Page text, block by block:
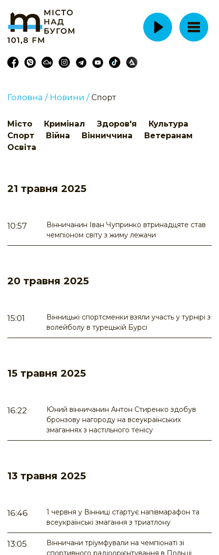
Головна / Новини / Спорт
Місто Кримінал Здоров'я
Культура
Спорт
Війна Вінниччина
Ветеранам
Освіта
21 травня 2025
10:57
Вінничанин Іван Чупринко втринадцяте став
чемпіоном світу з жиму лежачи
20 травня 2025
15:01
Вінницькі спортсменки взяли участь у турнірі з
волейболу в турецькій Бурсі
15 травня 2025
16:22
Юний вінничанин Антон Стиренко здобув
бронзову нагороду на всеукраїнських
змаганнях з настільного тенісу
13 травня 2025
16:46
1 червня у Вінниці стартує напівмарафон та
всеукраїнські змагання з триатлону
13:05
Вінничани тріумфували на чемпіонаті зі
спортивного радіоорієнтування в Польщі